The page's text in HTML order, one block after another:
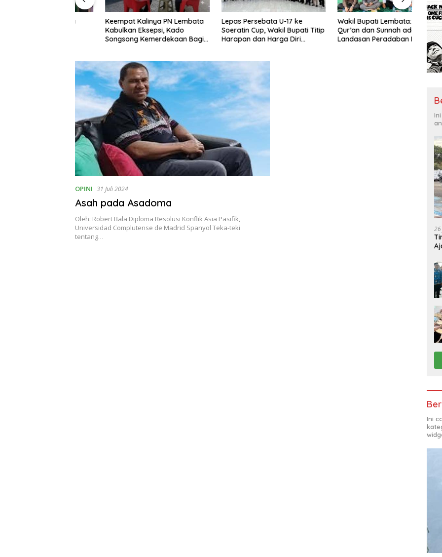
Keempat Kalinya PN Lembata
Kabulkan Eksepsi, Kado
Songsong Kemerdekaan Bagi
Lepas Persebata U-17 ke
Soeratin Cup, Wakil Bupati Titip
Harapan dan Harga Diri
Wakil Bupati Lembata: Al-
Qur’an dan Sunnah adalah
Landasan Peradaban Hadapi
OPINI 31 Juli 2024
Asah pada Asadoma
Oleh: Robert Bala Diploma Resolusi Konflik Asia Pasifik,
Universidad Complutense de Madrid Spanyol Teka-teki
tentang…
Ini